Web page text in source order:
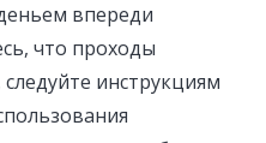
впереди
что проходы
инструкциям